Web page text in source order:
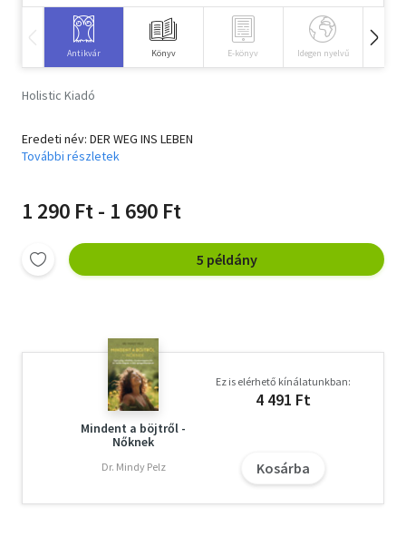
Vallás
Antikvár Könyv E-könyv Idegen nyelvű
Holistic Kiadó
Eredeti név: DER WEG INS LEBEN
További részletek
1 290 Ft - 1 690 Ft
5 példány
Mindent a böjtről -
Nőknek
Dr. Mindy Pelz
Ez is elérhető kínálatunkban:
4 491 Ft
Kosárba